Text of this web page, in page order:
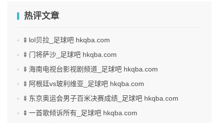
热评文章
🍢lol贝拉_足球吧 hkqba.com
🍢门将萨沙_足球吧 hkqba.com
🍢海南电视台影视剧频道_足球吧 hkqba.com
🍢阿根廷vs玻利维亚_足球吧 hkqba.com
🍢东京奥运会男子百米决赛成绩_足球吧 hkqba.com
🍢一首歌倾诉所有_足球吧 hkqba.com